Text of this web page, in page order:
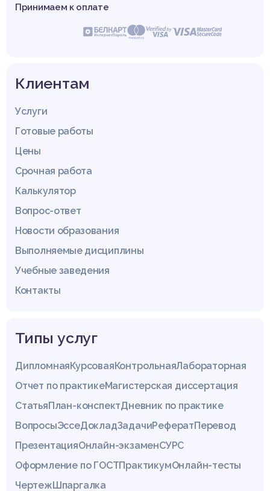
Принимаем к оплате
Клиентам
Услуги
Готовые работы
Цены
Срочная работа
Калькулятор
Вопрос-ответ
Новости образования
Выполняемые дисциплины
Учебные заведения
Контакты
Типы услуг
ДипломнаяКурсоваяКонтрольнаяЛабораторная
Отчет по практикеМагистерская диссертация
СтатьяПлан-конспектДневник по практике
ВопросыЭссеДокладЗадачиРефератПеревод
ПрезентацияОнлайн-экзаменСУРС
Оформление по ГОСТПрактикумОнлайн-тесты
ЧертежШпаргалка